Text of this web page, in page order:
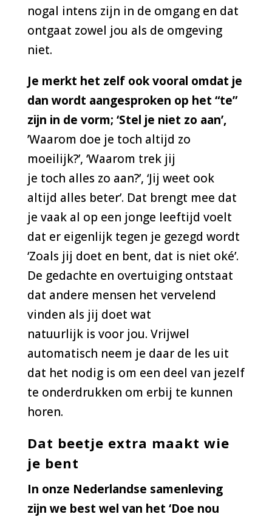
nogal intens zijn in de omgang en dat
ontgaat zowel jou als de omgeving
niet.
Je merkt het zelf ook vooral omdat je
dan wordt aangesproken op het “te”
zijn in de vorm; ‘Stel je niet zo aan’,
’Waarom doe je toch altijd zo
moeilijk?’, ‘Waarom trek jij
je toch alles zo aan?’, ‘Jij weet ook
altijd alles beter’. Dat brengt mee dat
je vaak al op een jonge leeftijd voelt
dat er eigenlijk tegen je gezegd wordt
‘Zoals jij doet en bent, dat is niet oké’.
De gedachte en overtuiging ontstaat
dat andere mensen het vervelend
vinden als jij doet wat
natuurlijk is voor jou. Vrijwel
automatisch neem je daar de les uit
dat het nodig is om een deel van jezelf
te onderdrukken om erbij te kunnen
horen.
Dat beetje extra maakt wie
je bent
In onze Nederlandse samenleving
zijn we best wel van het ‘Doe nou